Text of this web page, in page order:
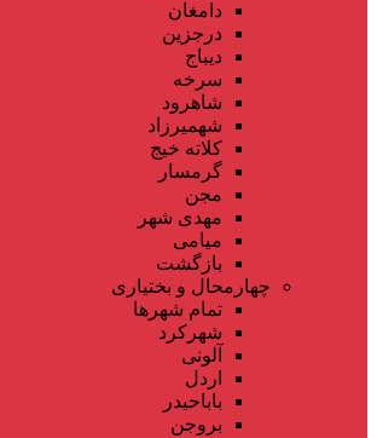
دامغان
درجزین
دیباج
سرخه
شاهرود
شهمیرزاد
کلاته خیج
گرمسار
مجن
مهدی شهر
میامی
بازگشت
چهارمحال و بختیاری
تمام شهر‌ها
شهرکرد
آلونی
اردل
باباحیدر
بروجن